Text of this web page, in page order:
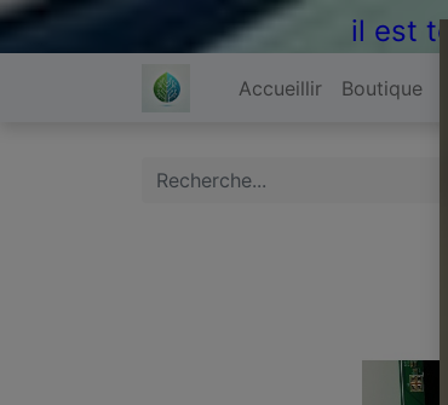
il est
Accueillir Boutique